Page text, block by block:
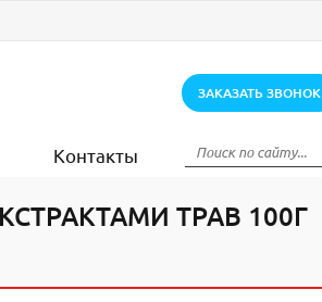
ЗАКАЗАТЬ ЗВОНОК
Контакты
ТРАВ 100Г